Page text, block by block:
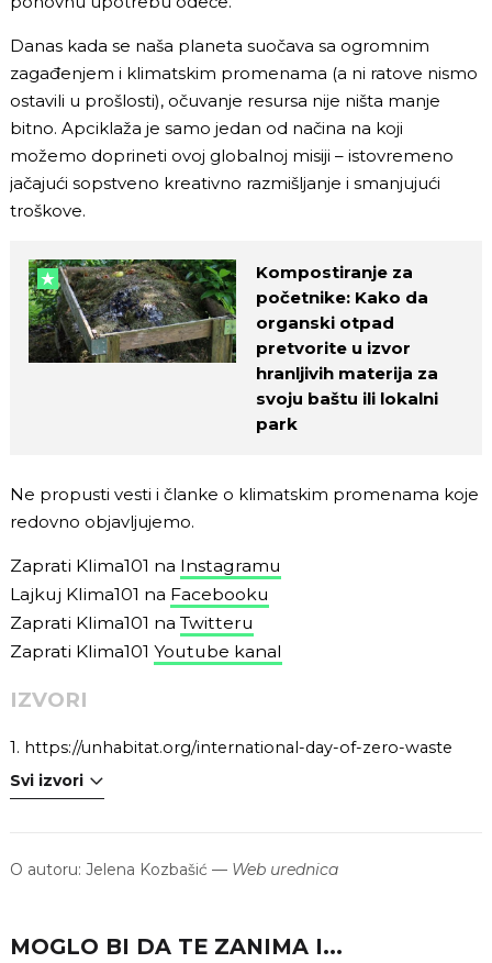
Danas kada se naša planeta suočava sa ogromnim
zagađenjem i klimatskim promenama (a ni ratove nismo
ostavili u prošlosti), očuvanje resursa nije ništa manje
bitno. Apciklaža je samo jedan od načina na koji
možemo doprineti ovoj globalnoj misiji – istovremeno
jačajući sopstveno kreativno razmišljanje i smanjujući
troškove.
Kompostiranje za
početnike: Kako da
organski otpad
pretvorite u izvor
hranljivih materija za
svoju baštu ili lokalni
park
Ne propusti vesti i članke o klimatskim promenama koje
redovno objavljujemo.
Zaprati Klima101 na Instagramu
Lajkuj Klima101 na Facebooku
Zaprati Klima101 na Twitteru
Zaprati Klima101 Youtube kanal
IZVORI
1. https://unhabitat.org/international-day-of-zero-waste
Svi izvori
O autoru: Jelena Kozbašić — Web urednica
MOGLO BI DA TE ZANIMA I...